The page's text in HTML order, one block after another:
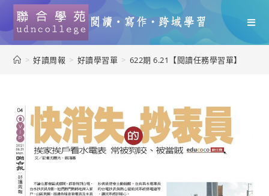
> 好讀周報 > 好讀學習單 > 622期 6.21【閱讀任務學習單】